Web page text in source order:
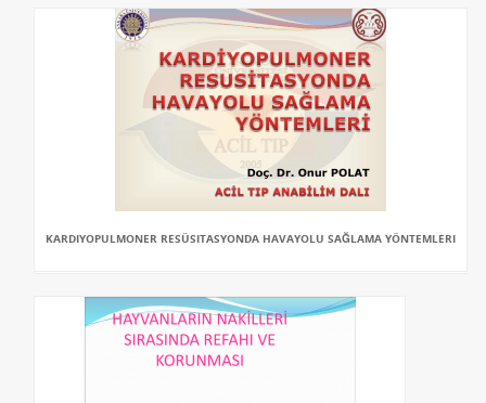
KARDIYOPULMONER RESÜSITASYONDA HAVAYOLU SAĞLAMA YÖNTEMLERI